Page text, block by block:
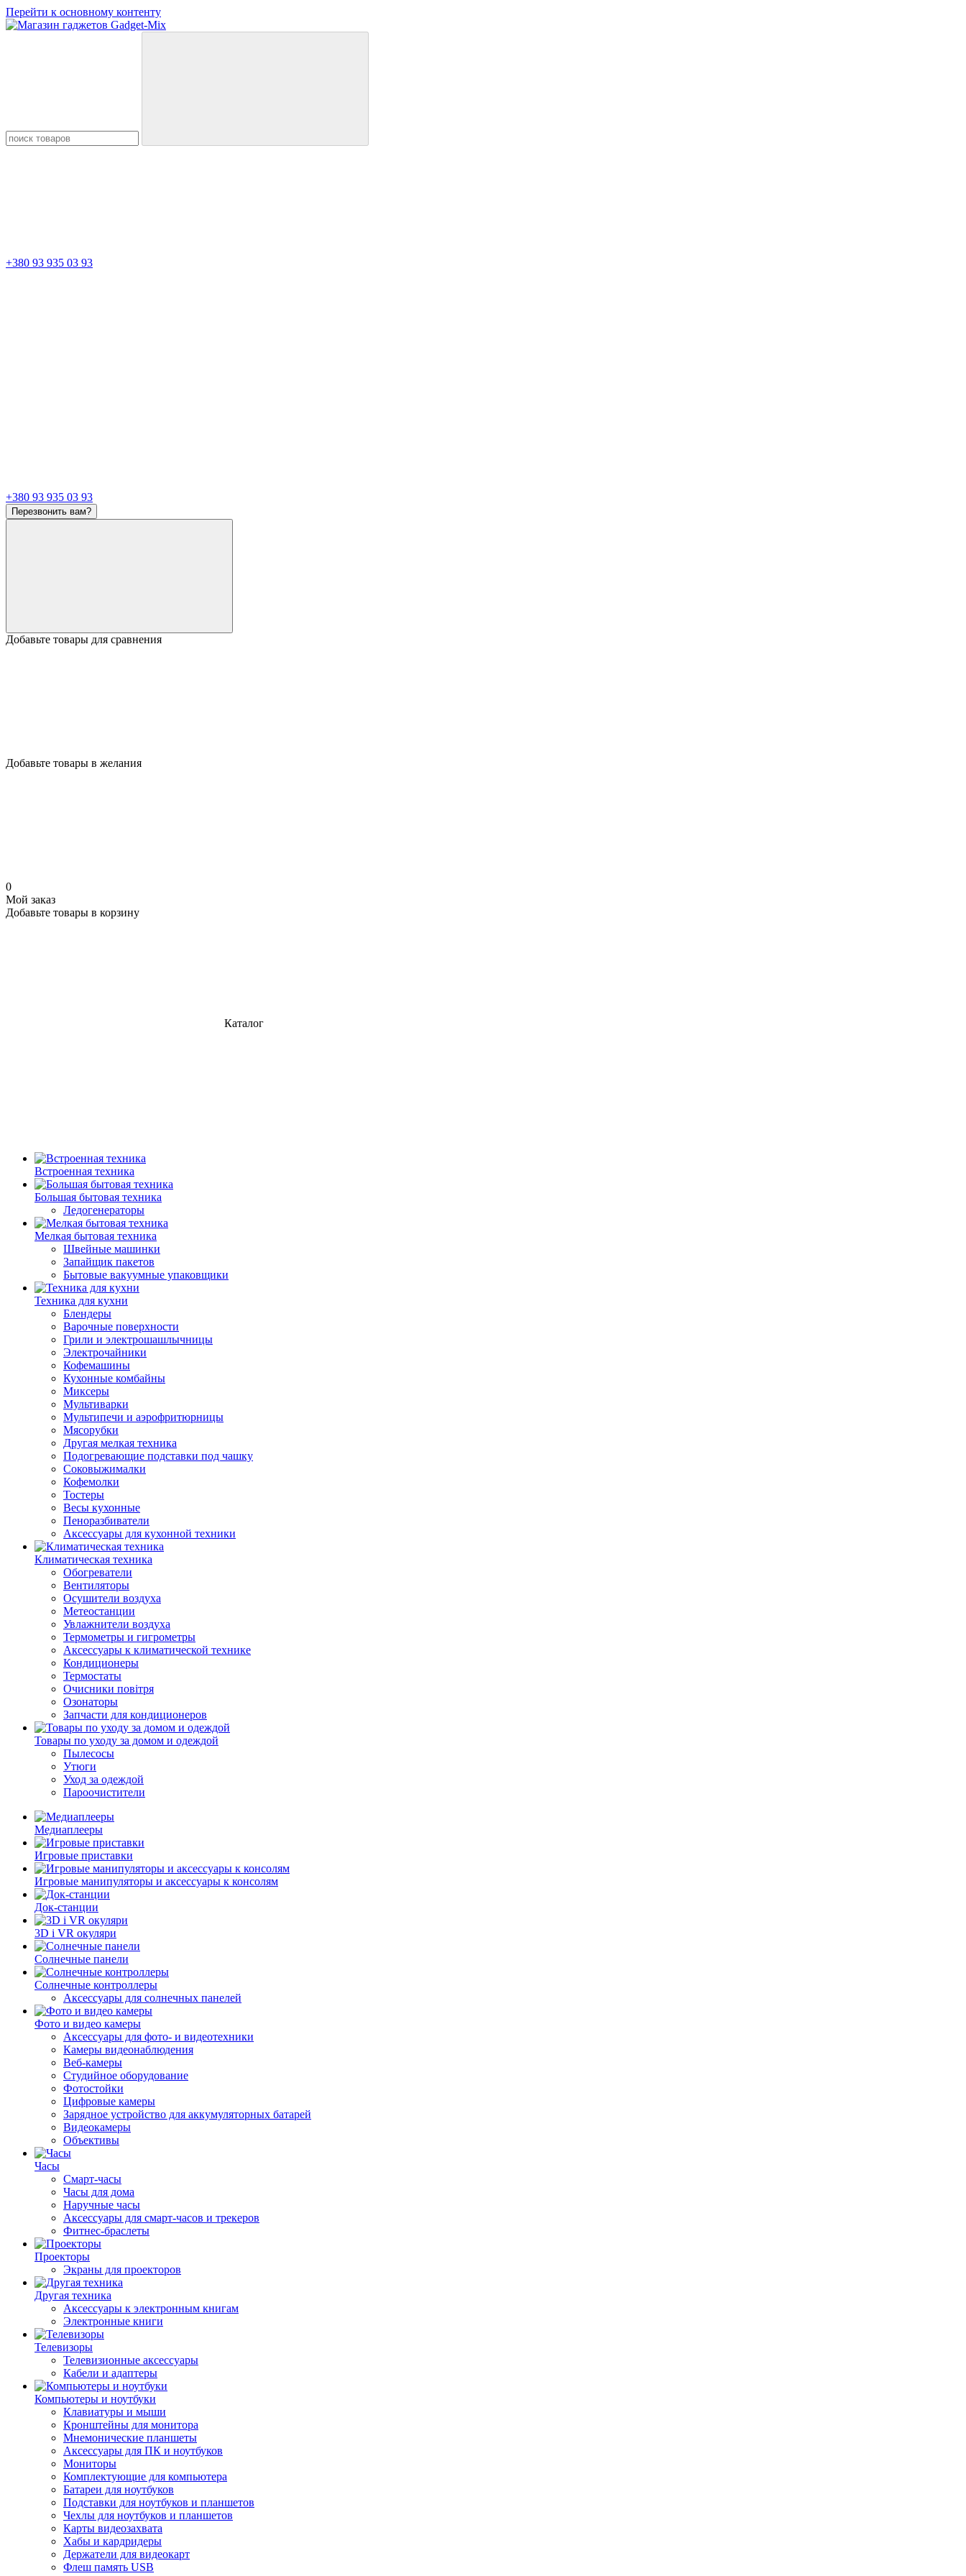
Перейти к основному контенту
+380 93 935 03 93
+380 93 935 03 93
Перезвонить вам?
Добавьте товары для сравнения
Добавьте товары в желания
0
Мой заказ
Добавьте товары в корзину
Каталог
Встроенная техника
Большая бытовая техника
Ледогенераторы
Мелкая бытовая техника
Швейные машинки
Запайщик пакетов
Бытовые вакуумные упаковщики
Техника для кухни
Блендеры
Варочные поверхности
Грили и электрошашлычницы
Электрочайники
Кофемашины
Кухонные комбайны
Миксеры
Мультиварки
Мультипечи и аэрофритюрницы
Мясорубки
Другая мелкая техника
Подогревающие подставки под чашку
Соковыжималки
Кофемолки
Тостеры
Весы кухонные
Пеноразбиватели
Аксессуары для кухонной техники
Климатическая техника
Обогреватели
Вентиляторы
Осушители воздуха
Метеостанции
Увлажнители воздуха
Термометры и гигрометры
Аксессуары к климатической технике
Кондиционеры
Термостаты
Очисники повітря
Озонаторы
Запчасти для кондиционеров
Товары по уходу за домом и одеждой
Пылесосы
Утюги
Уход за одеждой
Пароочистители
Медиаплееры
Игровые приставки
Игровые манипуляторы и аксессуары к консолям
Док-станции
3D і VR окуляри
Солнечные панели
Солнечные контроллеры
Аксессуары для солнечных панелей
Фото и видео камеры
Аксессуары для фото- и видеотехники
Камеры видеонаблюдения
Веб-камеры
Студийное оборудование
Фотостойки
Цифровые камеры
Зарядное устройство для аккумуляторных батарей
Видеокамеры
Объективы
Часы
Смарт-часы
Часы для дома
Наручные часы
Аксессуары для смарт-часов и трекеров
Фитнес-браслеты
Проекторы
Экраны для проекторов
Другая техника
Аксессуары к электронным книгам
Электронные книги
Телевизоры
Телевизионные аксессуары
Кабели и адаптеры
Компьютеры и ноутбуки
Клавиатуры и мыши
Кронштейны для монитора
Мнемонические планшеты
Аксессуары для ПК и ноутбуков
Мониторы
Комплектующие для компьютера
Батареи для ноутбуков
Подставки для ноутбуков и планшетов
Чехлы для ноутбуков и планшетов
Карты видеозахвата
Хабы и кардридеры
Держатели для видеокарт
Флеш память USB